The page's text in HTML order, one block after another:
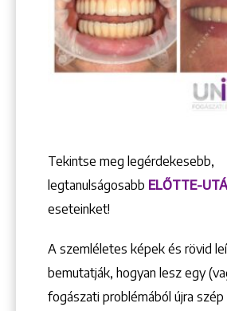
Tekintse meg legérdekesebb,
legtanulságosabb ELŐTTE-
eseteinket!
A szemléletes képek és rövid
bemutatják, hogyan lesz egy
fogászati problémából újra szép